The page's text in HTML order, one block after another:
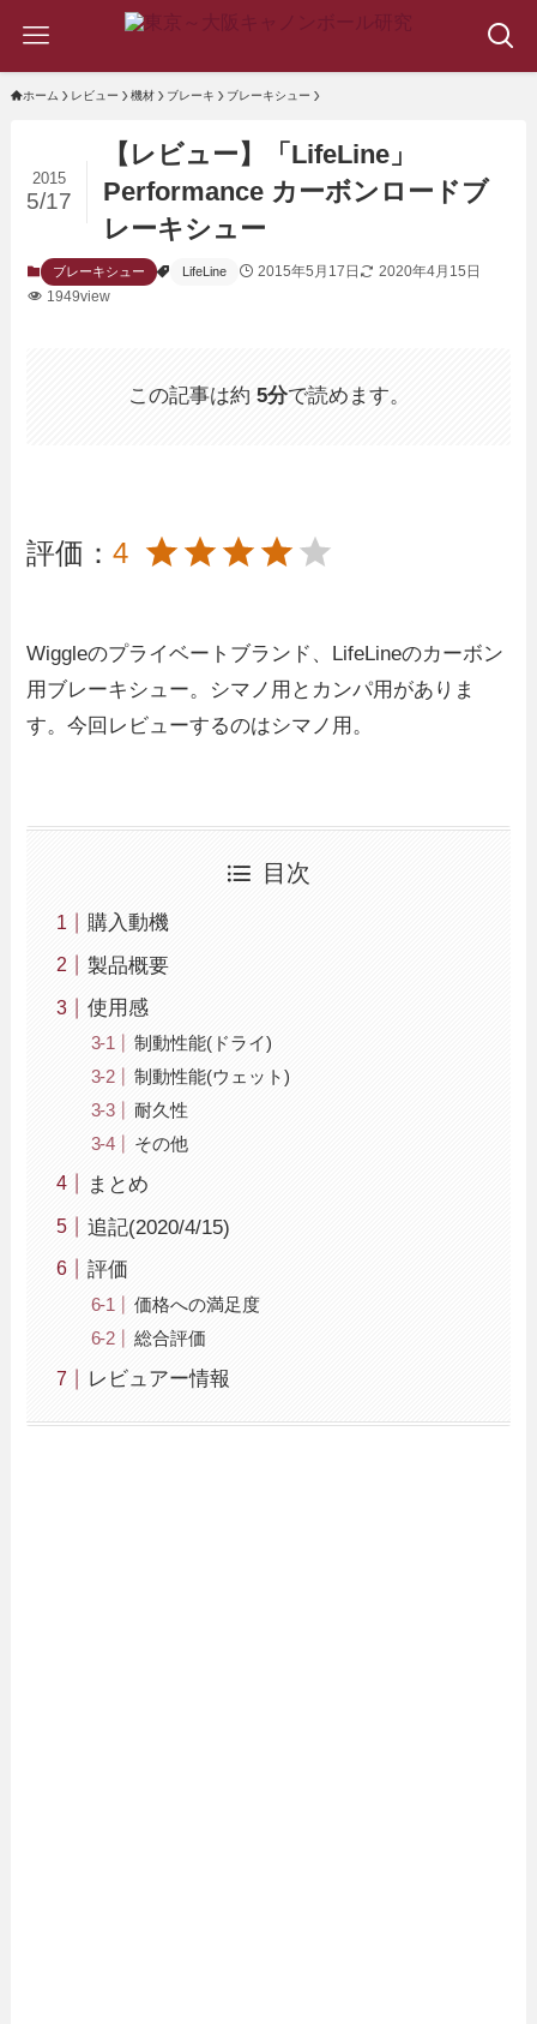
ホーム レビュー 機材 ブレーキ ブレーキシュー
【レビュー】「LifeLine」
Performance カーボンロードブ
レーキシュー
2015
5/17
ブレーキシュー LifeLine 2015年5月17日
2020年4月15日
1949view
この記事は約 5分で読めます。
評価：4
Wiggleのプライベートブランド、LifeLineのカーボン
用ブレーキシュー。シマノ用とカンパ用がありま
す。今回レビューするのはシマノ用。
目次
購入動機
製品概要
使用感
制動性能(ドライ)
制動性能(ウェット)
耐久性
その他
まとめ
追記(2020/4/15)
評価
価格への満足度
総合評価
レビュアー情報